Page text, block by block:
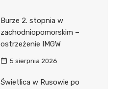
Burze 2. stopnia w
zachodniopomorskim –
ostrzeżenie IMGW
5 sierpnia 2026
Świetlica w Rusowie po